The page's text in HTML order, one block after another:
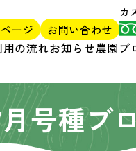
ージ お問い合わせ
カ
用の流れお知らせ農園ブ
号種ブ